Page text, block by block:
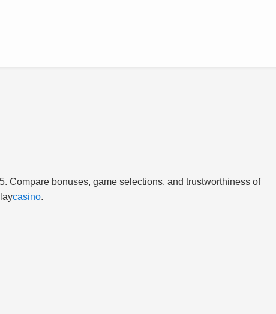
Compare bonuses, game selections, and trustworthiness of
casino.